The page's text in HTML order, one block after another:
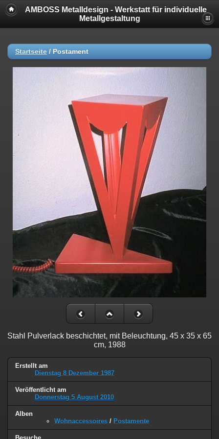
AMBOSS Metalldesign - Werkstatt für individuelle
Metallgestaltung
Startseite / Postament
Stahl Pulverlack beschichtet, mit Beleuchtung, 45 x 35 x 65
cm, 1988
Erstellt am
Dienstag 8 Dezember 1987
Veröffentlicht am
Donnerstag 5 August 2010
Alben
Wohnaccessoires / Postamente